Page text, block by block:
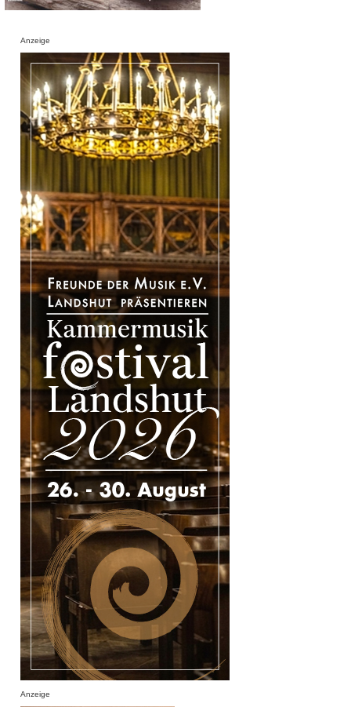
Anzeige
Anzeige